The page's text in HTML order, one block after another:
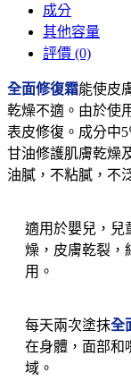
成分
其他容量
評價 (0)
全面修復霜能使皮
乾燥不適。由於使
表皮修復。成分中
甘油修護肌膚乾燥
油膩，不粘膩，不
適用於嬰兒，兒
燥，皮膚乾裂
用。
每天兩次塗抹全
在身體，面部和
域。